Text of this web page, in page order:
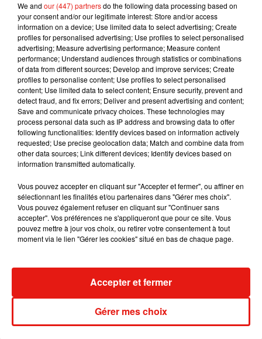
7 août 2026
Julien Lieb s’essaye à la vie de chatelain
dans son nouveau clip
7 août 2026
Madonna sort enfin le remix de « Love
Sensation » avec Kylie Minogue
7 août 2026
dansant de l’année
collaboration tant attendue
We and our (447) partnersdo the following data processing based on
your consent and/or our legitimate interest: Store and/or access
information on a device; Use limited data to select advertising; Create
profiles for personalised advertising; Use profiles to select personalised
advertising; Measure advertising performance; Measure content
performance; Understand audiences through statistics or combinations
of data from different sources; Develop and improve services; Create
profiles to personalise content; Use profiles to select personalised
content; Use limited data to select content; Ensure security, prevent and
detect fraud, and fix errors; Deliver and present advertising and content;
Save and communicate privacy choices. These technologies may
process personal data such as IP address and browsing data to offer
following functionalities: Identify devices based on information actively
requested; Use precise geolocation data; Match and combine data from
other data sources; Link different devices; Identify devices based on
information transmitted automatically.
Vous pouvez accepter en cliquant sur "Accepter et fermer", ou affiner en
sélectionnant les finalités et/ou partenaires dans "Gérer mes choix".
Vous pouvez également refuser en cliquant sur "Continuer sans
accepter". Vos préférences ne s'appliqueront que pour ce site. Vous
pouvez mettre à jour vos choix, ou retirer votre consentement à tout
moment via le lien "Gérer les cookies" situé en bas de chaque page.
Gérer mes choix
Accepter et fermer